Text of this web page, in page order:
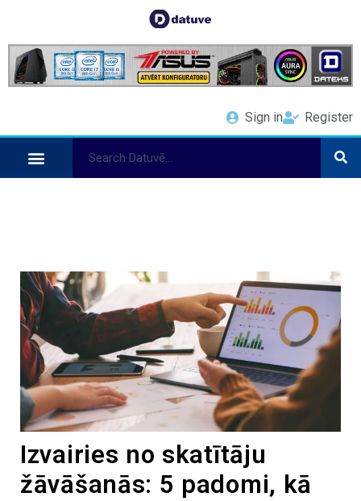
Sign in Register
Izvairies no skatītāju
žāvāšanās: 5 padomi, kā